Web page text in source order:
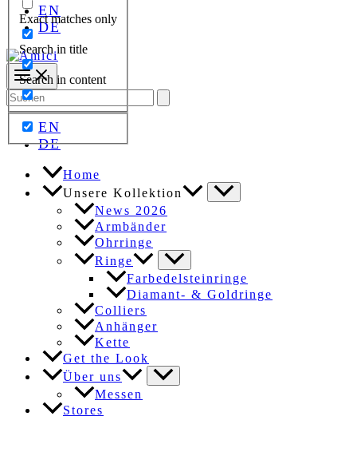
Exact matches only
Search in title
Search in content
EN
DE
Search
for:
EN
DE
Home
Unsere Kollektion
News 2026
Armbänder
Ohrringe
Ringe
Farbedelsteinringe
Diamant- & Goldringe
Colliers
Anhänger
Kette
Get the Look
Über uns
Messen
Stores